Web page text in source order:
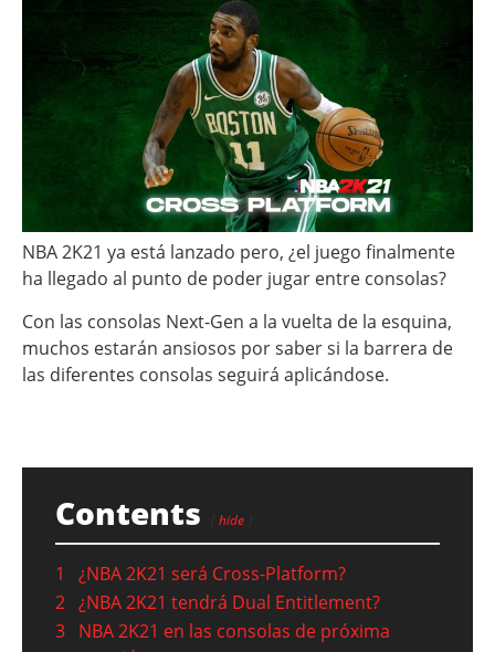
NBA 2K21 ya está lanzado pero, ¿el juego finalmente
ha llegado al punto de poder jugar entre consolas?
Con las consolas Next-Gen a la vuelta de la esquina,
muchos estarán ansiosos por saber si la barrera de
las diferentes consolas seguirá aplicándose.
Contents hide
1
¿NBA 2K21 será Cross-Platform?
2 ¿NBA 2K21 tendrá Dual Entitlement?
3 NBA 2K21 en las consolas de próxima